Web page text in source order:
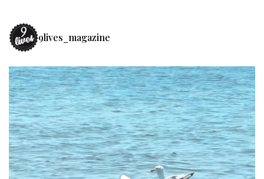
9lives_magazine